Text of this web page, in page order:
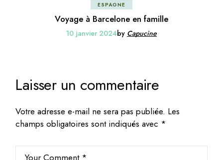
ESPAGNE
Voyage à Barcelone en famille
10 janvier 2024by Capucine
Laisser un commentaire
Votre adresse e-mail ne sera pas publiée. Les
champs obligatoires sont indiqués avec *